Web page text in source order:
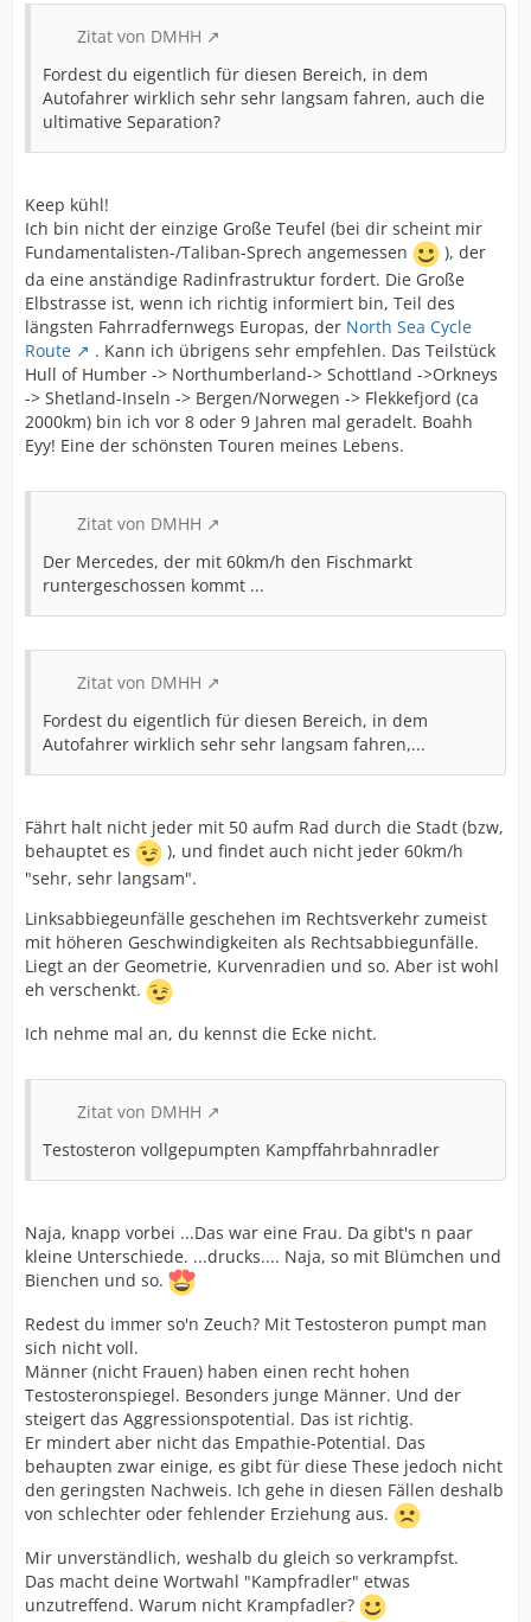
Zitat von DMHH
Fordest du eigentlich für diesen Bereich, in dem
Autofahrer wirklich sehr sehr langsam fahren, auch die
ultimative Separation?
Keep kühl!
Ich bin nicht der einzige Große Teufel (bei dir scheint mir
Fundamentalisten-/Taliban-Sprech angemessen
), der
da eine anständige Radinfrastruktur fordert. Die Große
Elbstrasse ist, wenn ich richtig informiert bin, Teil des
längsten Fahrradfernwegs Europas, der North Sea Cycle
Route
. Kann ich übrigens sehr empfehlen. Das Teilstück
Hull of Humber -> Northumberland-> Schottland ->Orkneys
-> Shetland-Inseln -> Bergen/Norwegen -> Flekkefjord (ca
2000km) bin ich vor 8 oder 9 Jahren mal geradelt. Boahh
Eyy! Eine der schönsten Touren meines Lebens.
Zitat von DMHH
Der Mercedes, der mit 60km/h den Fischmarkt
runtergeschossen kommt ...
Zitat von DMHH
Fordest du eigentlich für diesen Bereich, in dem
Autofahrer wirklich sehr sehr langsam fahren,...
Fährt halt nicht jeder mit 50 aufm Rad durch die Stadt (bzw,
behauptet es
), und findet auch nicht jeder 60km/h
"sehr, sehr langsam".
Linksabbiegeunfälle geschehen im Rechtsverkehr zumeist
mit höheren Geschwindigkeiten als Rechtsabbiegunfälle.
Liegt an der Geometrie, Kurvenradien und so. Aber ist wohl
eh verschenkt.
Ich nehme mal an, du kennst die Ecke nicht.
Zitat von DMHH
Testosteron vollgepumpten Kampffahrbahnradler
Naja, knapp vorbei ...Das war eine Frau. Da gibt's n paar
kleine Unterschiede. ...drucks.... Naja, so mit Blümchen und
Bienchen und so.
Redest du immer so'n Zeuch? Mit Testosteron pumpt man
sich nicht voll.
Männer (nicht Frauen) haben einen recht hohen
Testosteronspiegel. Besonders junge Männer. Und der
steigert das Aggressionspotential. Das ist richtig.
Er mindert aber nicht das Empathie-Potential. Das
behaupten zwar einige, es gibt für diese These jedoch nicht
den geringsten Nachweis. Ich gehe in diesen Fällen deshalb
von schlechter oder fehlender Erziehung aus.
Mir unverständlich, weshalb du gleich so verkrampfst.
Das macht deine Wortwahl "Kampfradler" etwas
unzutreffend. Warum nicht Krampfadler?